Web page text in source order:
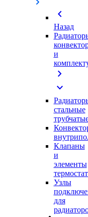
chevron_left
Назад
и
chevron_right
expand_more
стальные
Клапаны
и
элементы
Узлы
для